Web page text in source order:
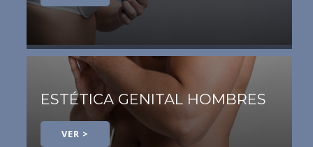
ESTÉTICA GENITAL HOMBRES
VER >